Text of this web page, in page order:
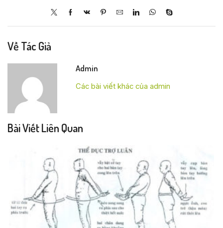
Về Tác Giả
Admin
Các bài viết khác của admin
Bài Viết Liên Quan